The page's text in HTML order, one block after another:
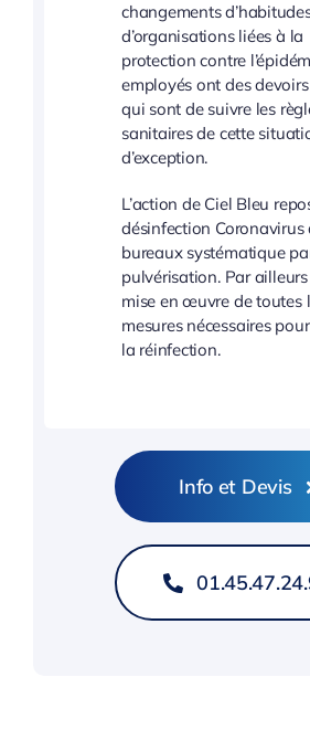
changements
d’organisations liées à la
protection contre
employés ont des
qui sont de suivre les
sanitaires de cette
d’exception.
L’action de Ciel Bleu
désinfection Coronavirus
bureaux systématique
pulvérisation. Par
mise en œuvre de toutes
mesures nécessaires
la réinfection.
Info et Devis